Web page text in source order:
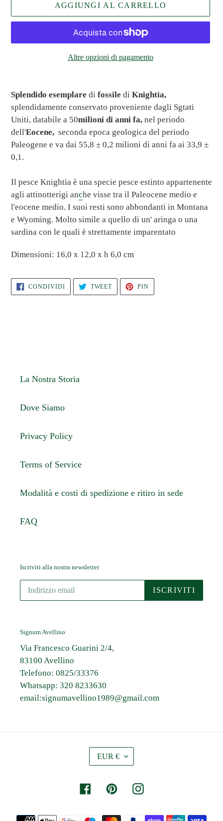
AGGIUNGI AL CARRELLO
Altre opzioni di pagamento
del
prodotto
nel
carrello
Splendido esemplare di fossile di Knightia,
splendidamente conservato proveniente dagli Sgtati
Uniti, databile a 50milioni di anni fa, nel periodo
dell'Eocene, seconda epoca geologica del periodo
Paleogene e va dai 55,8 ± 0,2 milioni di anni fa ai 33,9 ±
0,1.
Il pesce Knightia è una specie pesce estinto appartenente
agli attinotterigi anche visse tra il Paleocene medio e
l'eocene medio. I suoi resti sono abbondanti in Montana
e Wyoming. Molto simile a quello di un' aringa o una
sardina con le quali è strettamente imparentato
Dimensioni: 16,0 x 12,0 x h 6,0 cm
CONDIVIDICONDIVIDI
SU
FACEBOOK
TWEETTWITTA
TWITTER
PIN
PINTEREST
La Nostra Storia
Dove Siamo
Privacy Policy
Terms of Service
Modalità e costi di spedizione e ritiro in sede
FAQ
Iscriviti alla nostra newsletter
ISCRIVITI
Signum Avellino
Via Francesco Guarini 2/4,
83100 Avellino
Telefono: 0825/33376
Whatsapp: 320 8233630
email:signumavellino1989@gmail.com
T
A
EUR €
FacebookPinterestInstagram
Metodi